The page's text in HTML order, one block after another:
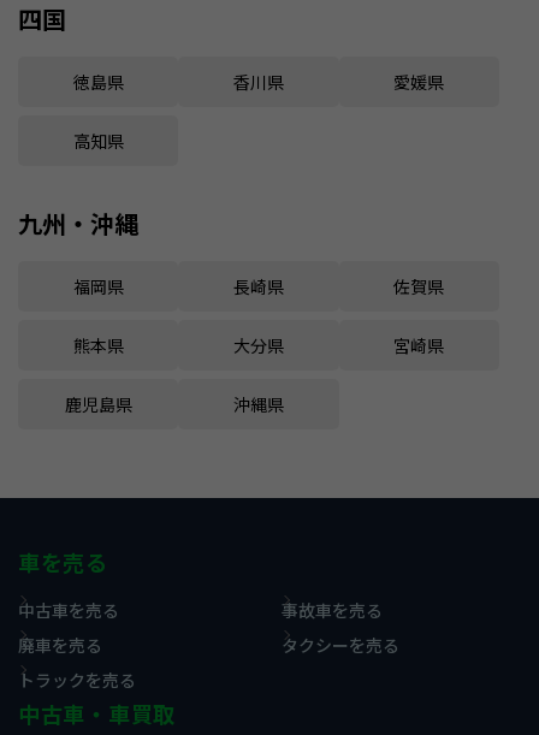
四国
徳島県 香川県 愛媛県
高知県
九州・沖縄
福岡県 長崎県 佐賀県
熊本県 大分県 宮崎県
鹿児島県 沖縄県
車を売る
中古車を売る
事故車を売る
廃車を売る
タクシーを売る
トラックを売る
中古車・車買取